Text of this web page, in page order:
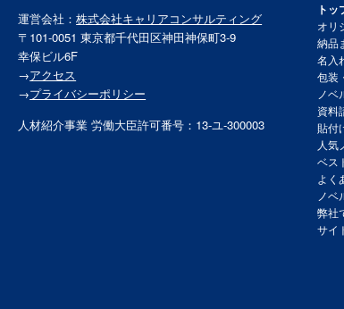
運営会社：株式会社キャリアコンサルティング
〒101-0051 東京都千代田区神田神保町3-9
幸保ビル6F
→アクセス
→プライバシーポリシー
人材紹介事業 労働大臣許可番号：13-ユ-300003
トッ
オリ
納品
名入
包装
ノベ
資料
貼付
人気
ベス
よく
ノベ
弊社
サイ